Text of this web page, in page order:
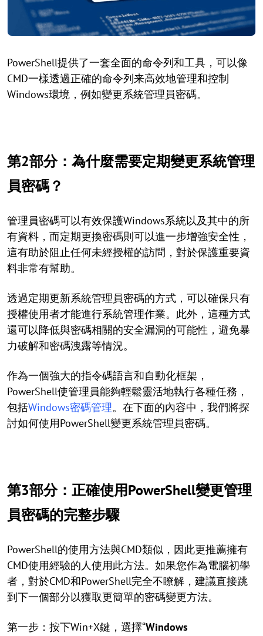
PowerShell提供了一套全面的命令列和工具，可以像
CMD一樣透過正確的命令列来高效地管理和控制
Windows環境，例如變更系統管理員密碼。
第2部分：為什麼需要定期變更系統管理
員密碼？
管理員密碼可以有效保護Windows系統以及其中的所
有資料，而定期更換密碼則可以進一步增強安全性，
這有助於阻止任何未經授權的訪問，對於保護重要資
料非常有幫助。
透過定期更新系統管理員密碼的方式，可以確保只有
授權使用者才能進行系統管理作業。此外，這種方式
還可以降低與密碼相關的安全漏洞的可能性，避免暴
力破解和密碼洩露等情況。
作為一個強大的指令碼語言和自動化框架，
PowerShell使管理員能夠輕鬆靈活地執行各種任務，
包括Windows密碼管理。在下面的內容中，我們將探
討如何使用PowerShell變更系統管理員密碼。
第3部分：正確使用PowerShell變更管理
員密碼的完整步驟
PowerShell的使用方法與CMD類似，因此更推薦擁有
CMD使用經驗的人使用此方法。如果您作為電腦初學
者，對於CMD和PowerShell完全不瞭解，建議直接跳
到下一個部分以獲取更簡單的密碼變更方法。
第一步：按下Win+X鍵，選擇“Windows